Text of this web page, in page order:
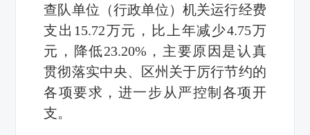
查队单位（行政单位）机关运行经费
支出 15.72万元，比上年减少4.75万
元，降低23.20% ，主要原因 是认真
贯彻落实中央、区州关于厉行节约的
各项要求，进一步从严控制各项开
支。